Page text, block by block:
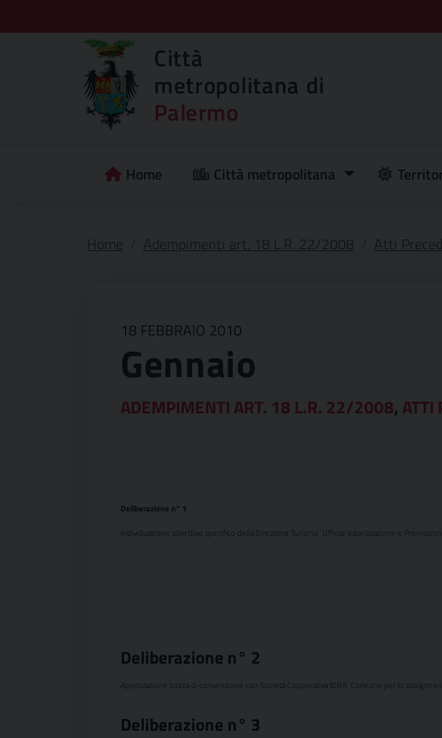
Città
metropolitana di
Palermo
Home Città metropolitana
18 FEBBRAIO 2010
Gennaio
ADEMPIMENTI ART. 18 L.R. 22/2008,
Deliberazione n° 1
Individuazione obiettivo specifico della Direzione Turismo  Ufficio Valorizzazione e Promozione
Deliberazione n° 2
Approvazione bozza di convenzione con Società Cooperativa IDRA  Corleone per lo
Deliberazione n° 3